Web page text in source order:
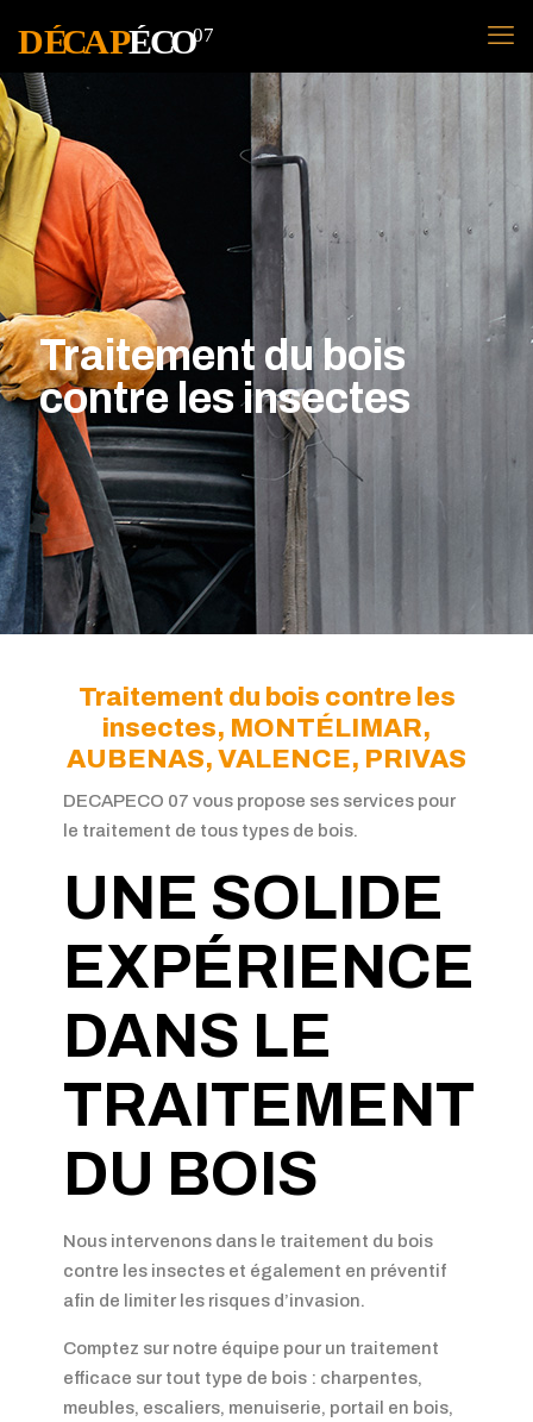
Traitement du bois
contre les insectes
Traitement du bois contre les
insectes, MONTÉLIMAR,
AUBENAS, VALENCE, PRIVAS
DECAPECO 07 vous propose ses services pour
le traitement de tous types de bois.
UNE SOLIDE
EXPÉRIENCE
DANS LE
TRAITEMENT
DU BOIS
Nous intervenons dans le traitement du bois
contre les insectes et également en préventif
afin de limiter les risques d’invasion.
Comptez sur notre équipe pour un traitement
efficace sur tout type de bois : charpentes,
meubles, escaliers, menuiserie, portail en bois,